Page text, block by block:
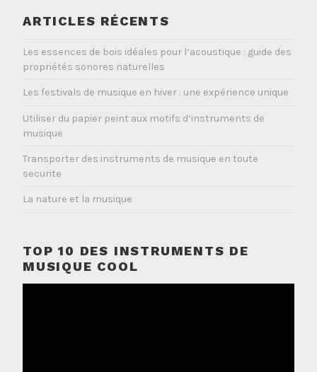
ARTICLES RÉCENTS
Les essences de bois idéales pour l’acoustique : guide des
propriétés sonores naturelles
Les festivals de musique en hiver : une expérience unique
Utiliser du papier peint aux motifs d’instruments de
musique
Transporter des instruments de musique en toute
securite
La nature et la musique
TOP 10 DES INSTRUMENTS DE
MUSIQUE COOL